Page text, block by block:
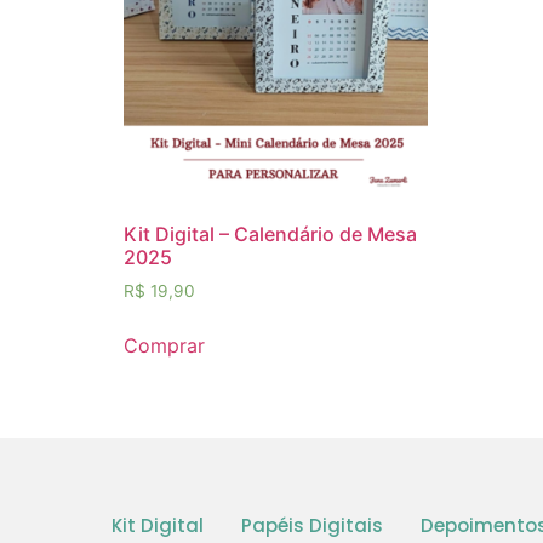
Kit Digital – Calendário de Mesa
2025
R$ 19,90
Comprar
Kit Digital Papéis Digitais